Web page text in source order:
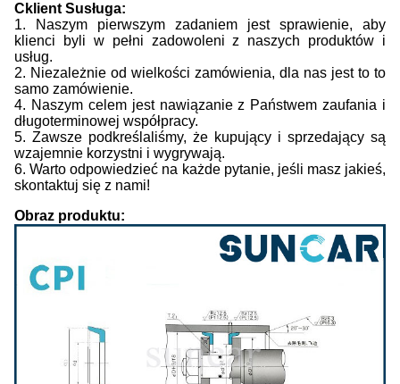
C klient Susługa:
1. Naszym pierwszym zadaniem jest sprawienie, aby
klienci byli w pełni zadowoleni z naszych produktów i
usług.
2. Niezależnie od wielkości zamówienia, dla nas jest to to
samo zamówienie.
4. Naszym celem jest nawiązanie z Państwem zaufania i
długoterminowej współpracy.
5. Zawsze podkreślaliśmy, że kupujący i sprzedający są
wzajemnie korzystni i wygrywają.
6. Warto odpowiedzieć na każde pytanie, jeśli masz jakieś,
skontaktuj się z nami!
Obraz produktu: